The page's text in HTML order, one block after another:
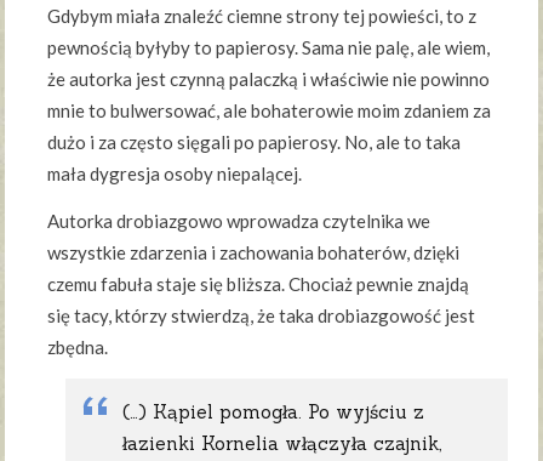
Gdybym miała znaleźć ciemne strony tej powieści, to z
pewnością byłyby to papierosy. Sama nie palę, ale wiem,
że autorka jest czynną palaczką i właściwie nie powinno
mnie to bulwersować, ale bohaterowie moim zdaniem za
dużo i za często sięgali po papierosy. No, ale to taka
mała dygresja osoby niepalącej.
Autorka drobiazgowo wprowadza czytelnika we
wszystkie zdarzenia i zachowania bohaterów, dzięki
czemu fabuła staje się bliższa. Chociaż pewnie znajdą
się tacy, którzy stwierdzą, że taka drobiazgowość jest
zbędna.
(…) Kąpiel pomogła. Po wyjściu z
łazienki Kornelia włączyła czajnik,